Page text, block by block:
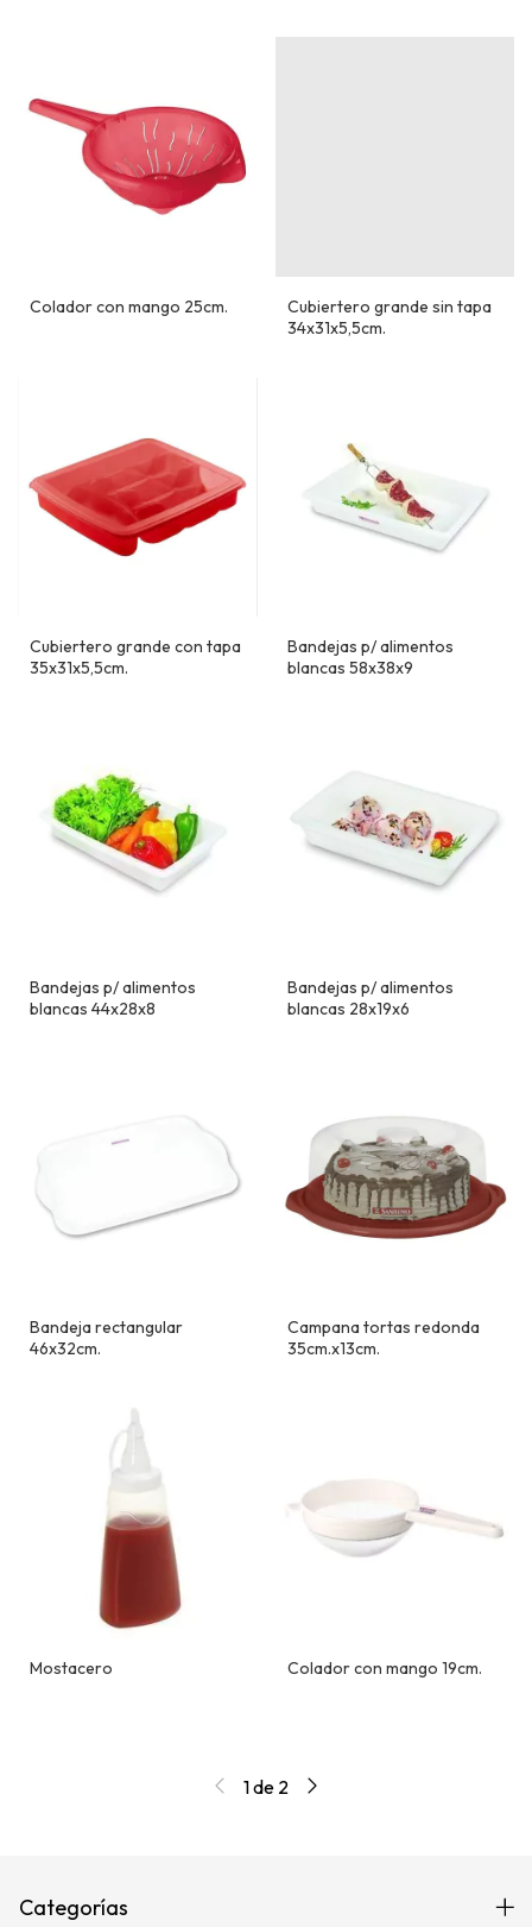
Colador con mango 25cm.
Cubiertero grande sin tapa
34x31x5,5cm.
Cubiertero grande con tapa
35x31x5,5cm.
Bandejas p/ alimentos
blancas 58x38x9
Bandejas p/ alimentos
blancas 44x28x8
Bandejas p/ alimentos
blancas 28x19x6
Bandeja rectangular
46x32cm.
Campana tortas redonda
35cm.x13cm.
Mostacero Colador con mango 19cm.
1de 2
Categorías